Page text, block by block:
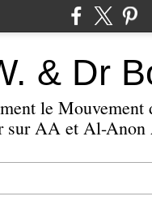
& Dr
le
sur AA et Al-Anon